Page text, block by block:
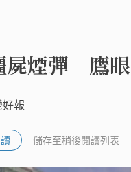
屍煙彈 鷹
報
儲存至稍後閱讀列表